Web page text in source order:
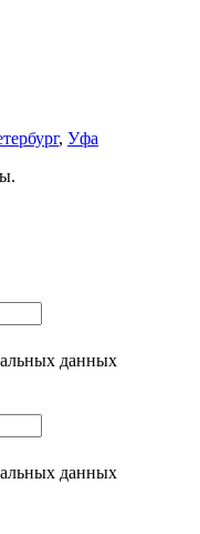
, Уфа
данных
данных